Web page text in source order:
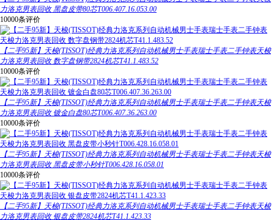
力洛克男表回收 黑盘皮带80芯T006.407.16.053.00
10000条评价
【二手95新】天梭(TISSOT)经典力洛克系列自动机械男士手表瑞士手表二手钟表天梭
力洛克男表回收 数字盘钢带2824机芯T41.1.483.52
10000条评价
【二手95新】天梭(TISSOT)经典力洛克系列自动机械男士手表瑞士手表二手钟表天梭
力洛克男表回收 镀金白盘80芯T006.407.36.263.00
10000条评价
【二手95新】天梭(TISSOT)经典力洛克系列自动机械男士手表瑞士手表二手钟表天梭
力洛克男表回收 黑盘皮带小秒针T006.428.16.058.01
10000条评价
【二手95新】天梭(TISSOT)经典力洛克系列自动机械男士手表瑞士手表二手钟表天梭
力洛克男表回收 银盘皮带2824机芯T41.1.423.33